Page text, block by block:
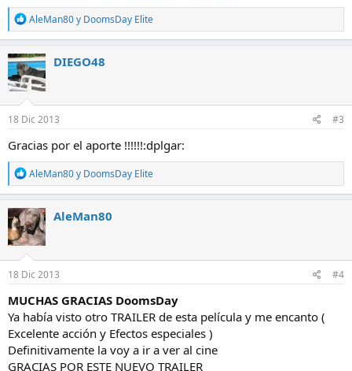
R
e
a
c
c
i
o
n
e
s
:
AleMan80y DoomsDay Elite
DIEGO48
18 Dic 2013 #3
Gracias por el aporte !!!!!!:dplgar:
R
e
a
c
c
i
o
n
e
s
:
AleMan80y DoomsDay Elite
AleMan80
18 Dic 2013 #4
MUCHAS GRACIAS DoomsDay
Ya había visto otro TRAILER de esta película y me encanto (
Excelente acción y Efectos especiales )
Definitivamente la voy a ir a ver al cine
GRACIAS POR ESTE NUEVO TRAILER